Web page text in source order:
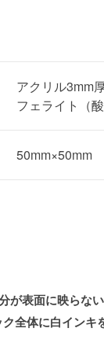
アクリル3mm
フェライト（酸
50mm×50mm
が表面に映らな
全体に白インキ